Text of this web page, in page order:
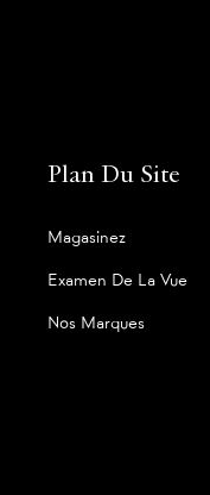
Plan Du Site
Magasinez
Examen De La Vue
Nos Marques